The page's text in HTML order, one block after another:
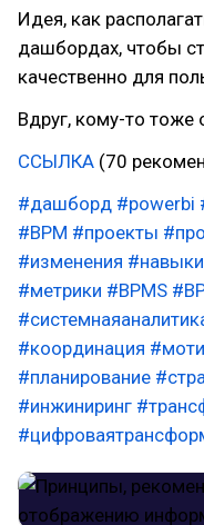
Идея, как
дашбордах, чтобы
качественно для
Вдруг, кому-то
ССЫЛКА (70
#дашборд #powerbi
#BPM #проекты
#изменения #навыки
#метрики #BPMS
#координация
#планирование
#инжиниринг